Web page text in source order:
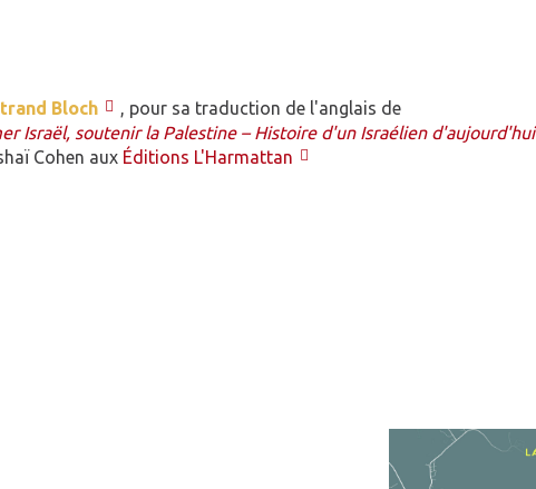
Bloch
, pour sa traduction de l'anglais de
Israël, soutenir la Palestine – Histoire d'un Israélien d'aujourd'hui
Cohen aux Éditions L'Harmattan